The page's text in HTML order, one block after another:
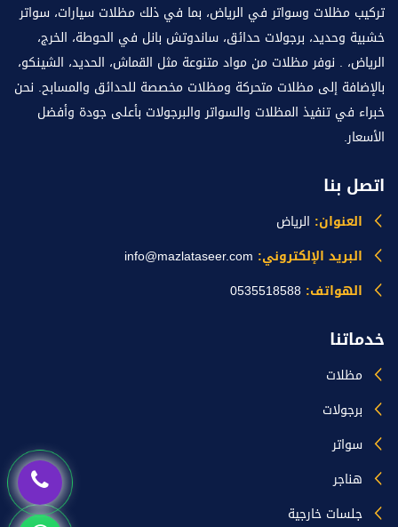
تركيب مظلات وسواتر في الرياض، بما في ذلك مظلات سيارات، سواتر
خشبية وحديد، برجولات حدائق، ساندوتش بانل في الحوطة، الخرج،
الرياض، . نوفر مظلات من مواد متنوعة مثل القماش، الحديد، الشينكو،
بالإضافة إلى مظلات متحركة ومظلات مخصصة للحدائق والمسابح. نحن
خبراء في تنفيذ المظلات والسواتر والبرجولات بأعلى جودة وأفضل
الأسعار.
اتصل بنا
العنوان: الرياض
البريد الإلكتروني: info@mazlataseer.com
الهواتف: 0535518588
خدماتنا
مظلات
برجولات
سواتر
هناجر
جلسات خارجية